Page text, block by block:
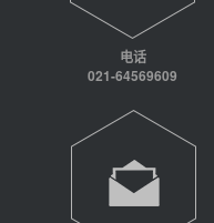
电话
021-64569609